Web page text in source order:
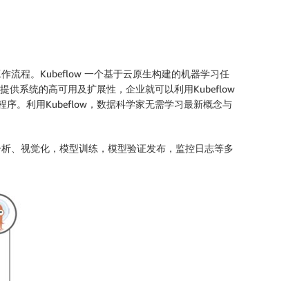
流程。Kubeflow 一个基于云原生构建的机器学习任
供系统的高可用及扩展性，企业就可以利用Kubeflow
序。利用Kubeflow，数据科学家无需学习最新概念与
、视觉化，模型训练，模型验证发布，监控日志等多